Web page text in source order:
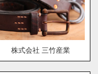
株式会社 三竹産業